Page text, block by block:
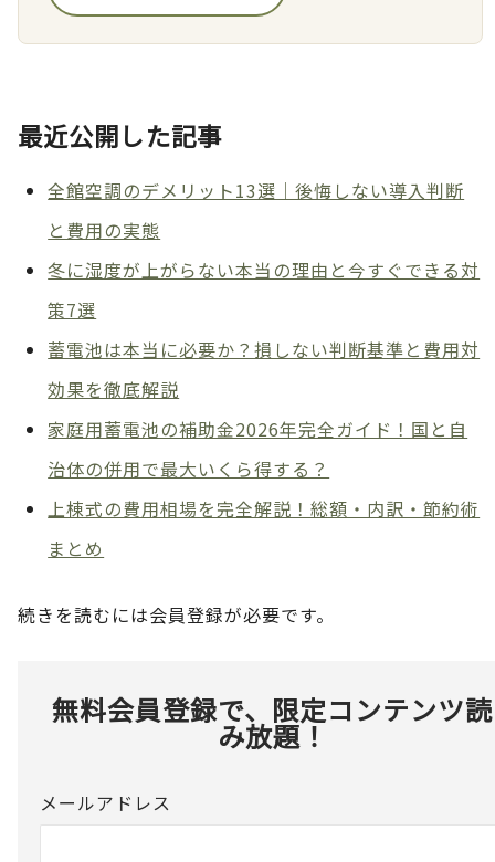
最近公開した記事
全館空調のデメリット13選｜後悔しない導入判断
と費用の実態
冬に湿度が上がらない本当の理由と今すぐできる対
策7選
蓄電池は本当に必要か？損しない判断基準と費用対
効果を徹底解説
家庭用蓄電池の補助金2026年完全ガイド！国と自
治体の併用で最大いくら得する？
上棟式の費用相場を完全解説！総額・内訳・節約術
まとめ
続きを読むには会員登録が必要です。
無料会員登録で、限定コンテンツ読
み放題！
メールアドレス